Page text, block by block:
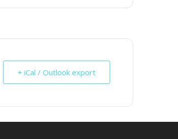
+ iCal / Outlook export